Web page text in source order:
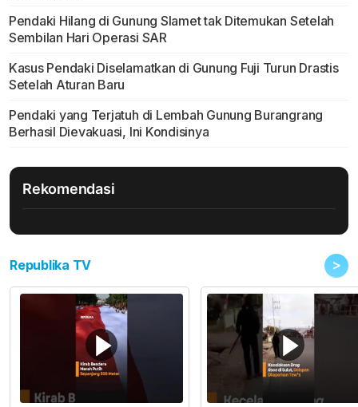
Pendaki Hilang di Gunung Slamet tak Ditemukan Setelah
Sembilan Hari Operasi SAR
Kasus Pendaki Diselamatkan di Gunung Fuji Turun Drastis
Setelah Aturan Baru
Pendaki yang Terjatuh di Lembah Gunung Burangrang
Berhasil Dievakuasi, Ini Kondisinya
Rekomendasi
Republika TV >